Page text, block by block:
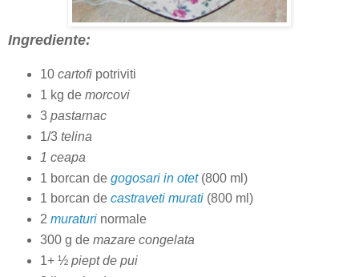
Ingrediente:
10 cartofipotriviti
1 kg de morcovi
3 pastarnac
1/3 telina
1 ceapa
1 borcan de gogosari in otet(800 ml)
1 borcan de castraveti murati(800 ml)
2 muraturinormale
300 g de mazare congelata
1+ ½ piept de pui